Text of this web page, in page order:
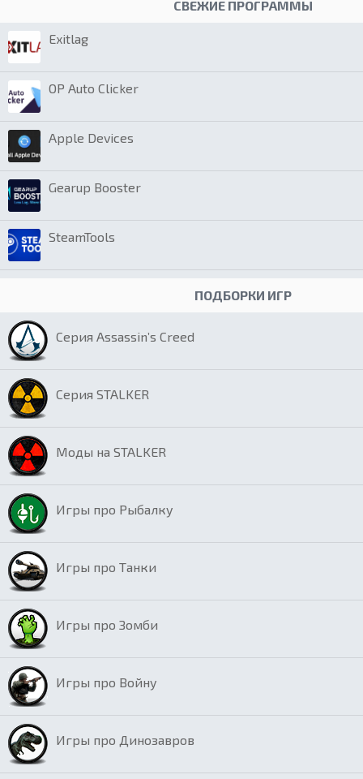
СВЕЖИЕ ПРОГРАММЫ
Exitlag
OP Auto Clicker
Apple Devices
Gearup Booster
SteamTools
ПОДБОРКИ ИГР
Серия Assassin’s Creed
Серия STALKER
Моды на STALKER
Игры про Рыбалку
Игры про Танки
Игры про Зомби
Игры про Войну
Игры про Динозавров